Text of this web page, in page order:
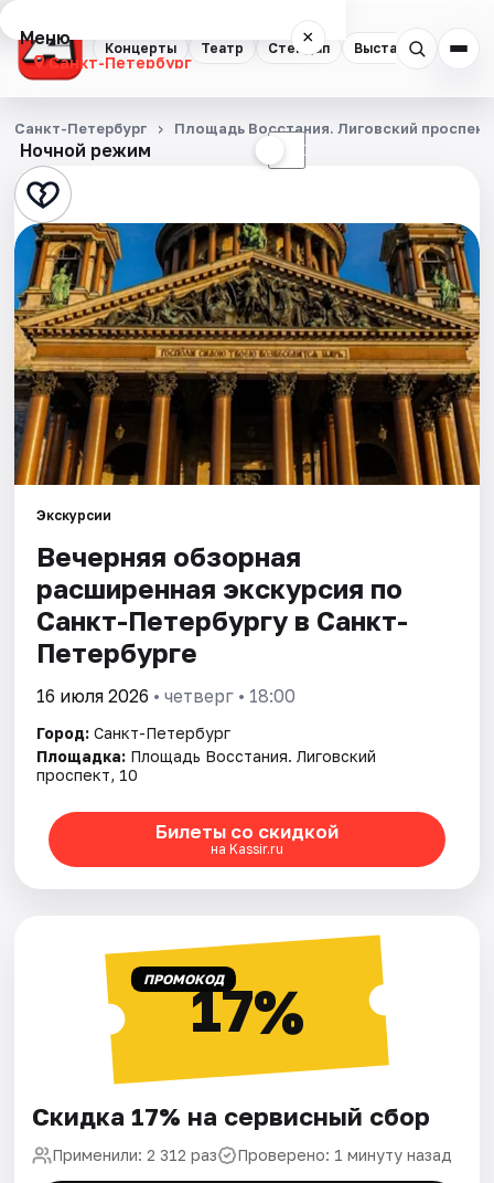
Концерты Театр Стендап Выставки
Меню ×
Санкт-Петербург
Концерты
Театр
Стендап
Выставки
Квесты
Экскурсии
Спорт
События
Города
Площадки
Артисты
Рейтинги
Ночной режим ☾
Санкт-Петербург Площадь Восстания. Лиговский
Экскурсии
Вечерняя обзорная
расширенная экскурсия по
Санкт-Петербургу в Санкт-
Петербурге
16 июля 2026 • четверг • 18:00
Город: Санкт-Петербург
Площадка: Площадь Восстания. Лиговский
проспект, 10
Билеты со скидкой
на Kassir.ru
ПРОМОКОД17%
Скидка 17% на сервисный сбор
Применили: 2 312 раз Проверено: 1 минуту назад